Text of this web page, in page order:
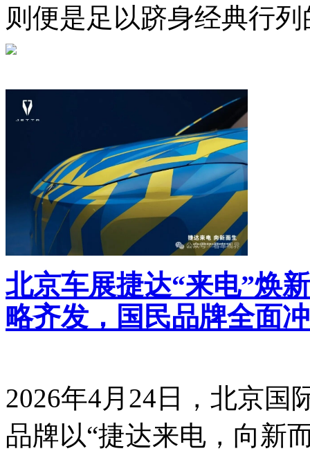
则便是足以跻身经典行
北京车展捷达“来电”焕
略齐发，国民品牌全面
2026年4月24日，北京国
品牌以“捷达来电，向新